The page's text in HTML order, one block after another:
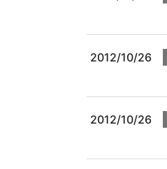
2012/10/26
2012/10/26